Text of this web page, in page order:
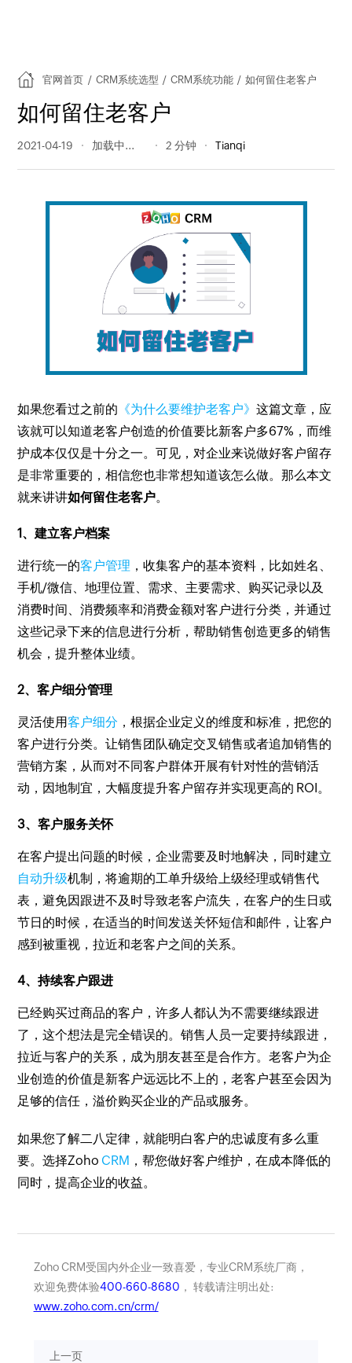
官网首页 / CRM系统选型 / CRM系统功能 / 如何留住老客户
如何留住老客户
2021-04-19 935 阅读量 2 分钟 Tianqi
如果您看过之前的 《为什么要维护老客户》这篇文章，应
该就可以知道老客户创造的价值要比新客户多67%，而维
护成本仅仅是十分之一。可见，对企业来说做好客户留存
是非常重要的，相信您也非常想知道该怎么做。那么本文
就来讲讲如何留住老客户。
1、建立客户档案
进行统一的客户管理 ，收集客户的基本资料，比如姓名、
手机/微信、地理位置、需求、主要需求、购买记录以及
消费时间、消费频率和消费金额对客户进行分类，并通过
这些记录下来的信息进行分析，帮助销售创造更多的销售
机会，提升整体业绩。
2、客户细分管理
灵活使用客户细分 ，根据企业定义的维度和标准，把您的
客户进行分类。让销售团队确定交叉销售或者追加销售的
营销方案，从而对不同客户群体开展有针对性的营销活
动，因地制宜，大幅度提升客户留存并实现更高的 ROI。
3、客户服务关怀
在客户提出问题的时候，企业需要及时地解决，同时建立
自动升级机制，将逾期的工单升级给上级经理或销售代
表，避免因跟进不及时导致老客户流失，在客户的生日或
节日的时候，在适当的时间发送关怀短信和邮件，让客户
感到被重视，拉近和老客户之间的关系。
4、持续客户跟进
已经购买过商品的客户，许多人都认为不需要继续跟进
了，这个想法是完全错误的。销售人员一定要持续跟进，
拉近与客户的关系，成为朋友甚至是合作方。老客户为企
业创造的价值是新客户远远比不上的，老客户甚至会因为
足够的信任，溢价购买企业的产品或服务。
如果您了解二八定律，就能明白客户的忠诚度有多么重
要。选择Zoho CRM ，帮您做好客户维护，在成本降低的
同时，提高企业的收益。
Zoho CRM受国内外企业一致喜爱，专业CRM系统厂商，
欢迎免费体验400-660-8680 ， 转载请注明出处:
www.zoho.com.cn/crm/
上一页